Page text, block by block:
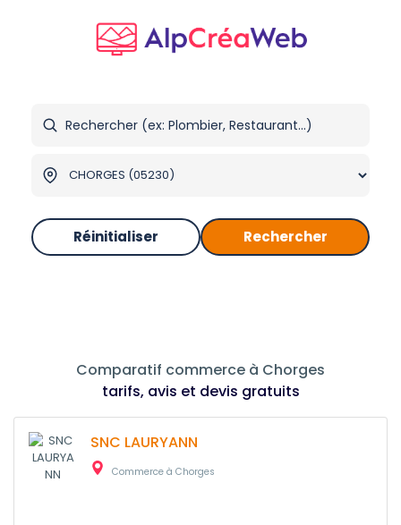
Réinitialiser Rechercher
Comparatif commerce à Chorges
tarifs, avis et devis gratuits
SNC LAURYANN
Commerce à Chorges